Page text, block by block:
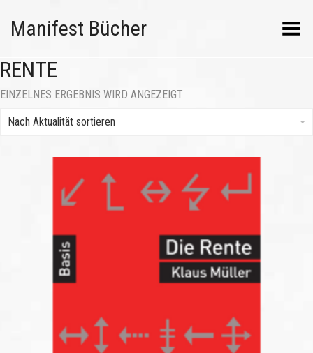
Manifest Bücher Menü umschalten
RENTE
EINZELNES ERGEBNIS WIRD ANGEZEIGT
Nach Aktualität sortieren